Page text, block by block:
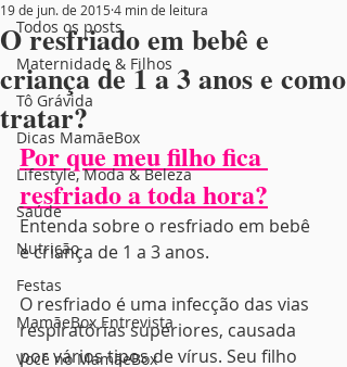
Todos os posts
Maternidade & Filhos
Tô Grávida
Dicas MamãeBox
Lifestyle, Moda & Beleza
Saúde
Nutrição
Festas
MamãeBox Entrevista
Você no MamãeBox
O resfriado em bebê e
criança de 1 a 3 anos e como
tratar?
19 de jun. de 2015 4 min de leitura
Por que meu filho fica
resfriado a toda hora?
Entenda sobre o resfriado em bebê
e criança de 1 a 3 anos.
O resfriado é uma infecção das vias
respiratórias superiores, causada
por vários tipos de vírus. Seu filho